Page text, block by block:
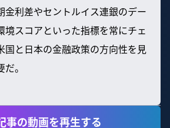
金利差やセントルイス連銀のデー
境スコアといった指標を常にチェ
国と日本の金融政策の方向性を見
。
事の動画を再生する